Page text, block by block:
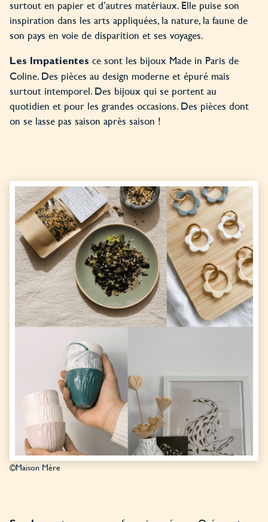
surtout en papier et d’autres matériaux. Elle puise son
inspiration dans les arts appliquées, la nature, la faune de
son pays en voie de disparition et ses voyages.
Les Impatientes ce sont les bijoux Made in Paris de
Coline. Des pièces au design moderne et épuré mais
surtout intemporel. Des bijoux qui se portent au
quotidien et pour les grandes occasions. Des pièces dont
on se lasse pas saison après saison !
©Maison Mère